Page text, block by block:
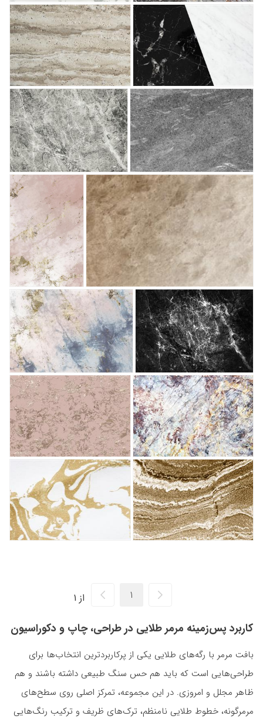
از 1
کاربرد پس‌زمینه مرمر طلایی در طراحی، چاپ و دکوراسیون
بافت مرمر با رگه‌های طلایی یکی از پرکاربردترین انتخاب‌ها برای
طراحی‌هایی است که باید هم حس سنگ طبیعی داشته باشند و هم
ظاهر مجلل و امروزی. در این مجموعه، تمرکز اصلی روی سطح‌های
مرمرگونه، خطوط طلایی نامنظم، ترک‌های ظریف و ترکیب رنگ‌هایی